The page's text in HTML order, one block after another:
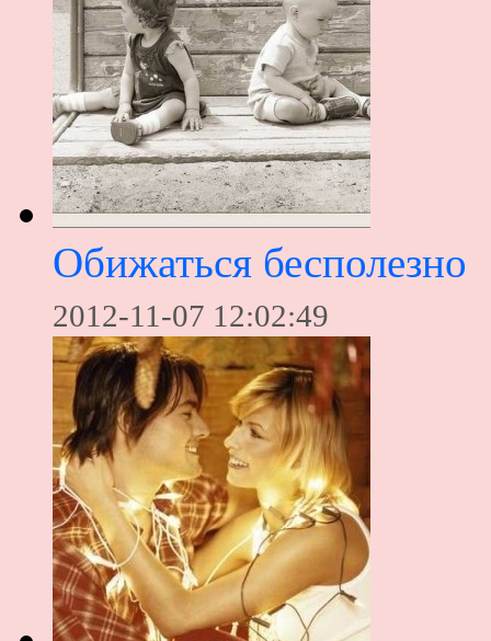
Обижаться бесполезно
2012-11-07 12:02:49